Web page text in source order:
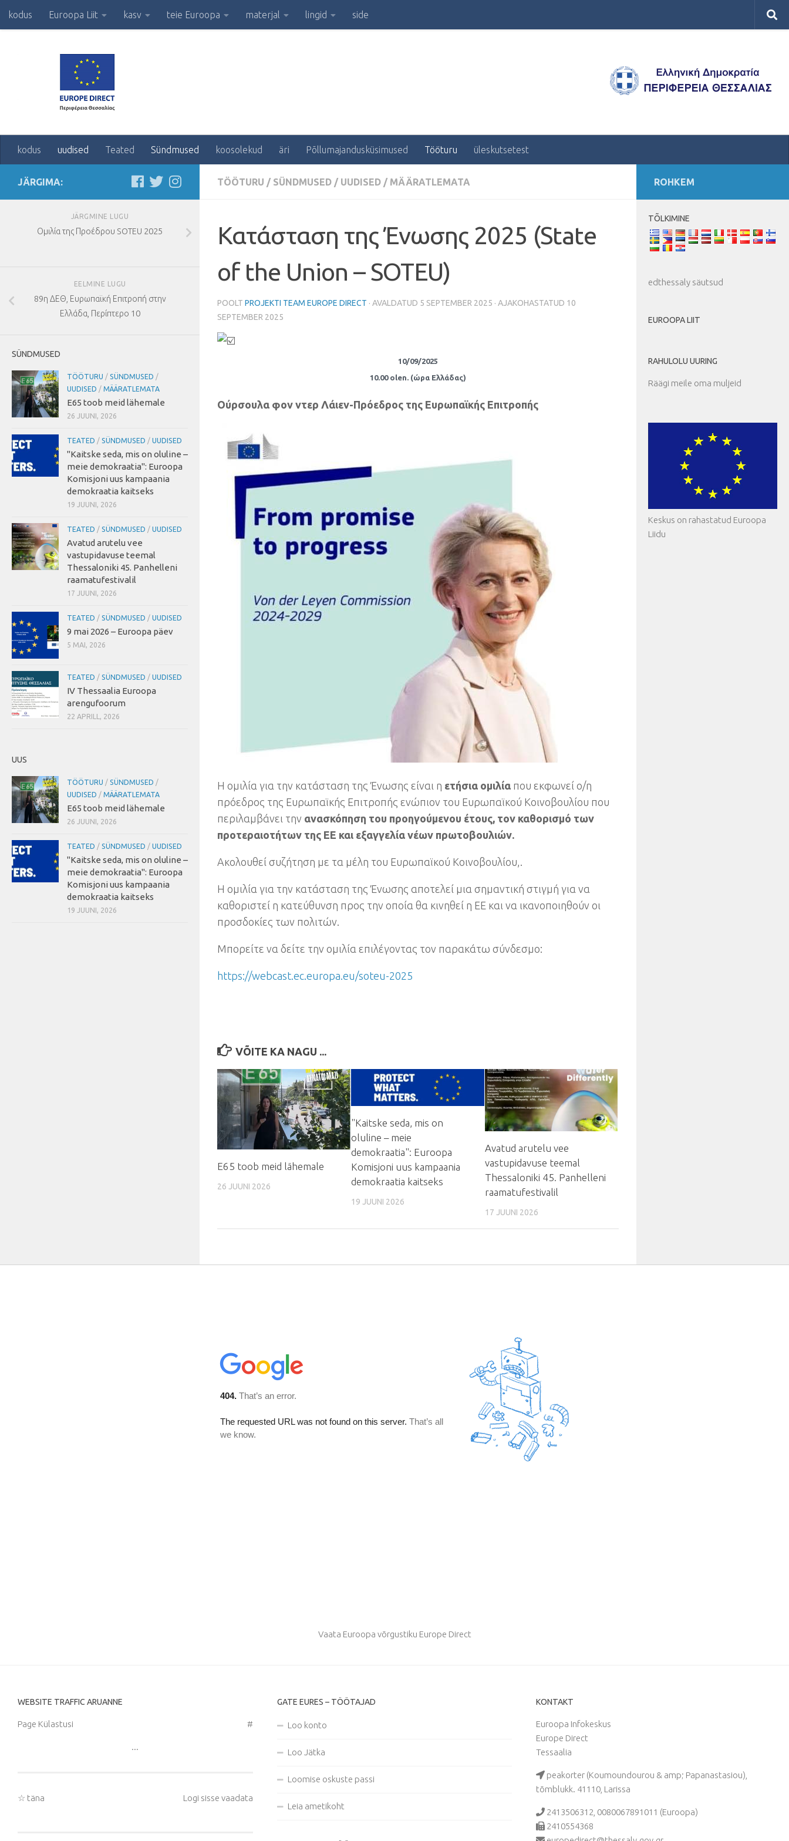
kodus Euroopa Liit kasv teie Euroopa materjal lingid side
kodus uudised Teated Sündmused koosolekud äri Põllumajandusküsimused Tööturu üleskutsetest
TÖÖTURU / SÜNDMUSED / UUDISED / MÄÄRATLEMATA
Κατάσταση της Ένωσης 2025 (State
of the Union – SOTEU)
POOLT PROJEKTI TEAM EUROPE DIRECT · AVALDATUD 5 SEPTEMBER 2025 · AJAKOHASTATUD 10
SEPTEMBER 2025
10/09/2025
10.00 olen. (ώρα Ελλάδας)
Ούρσουλα φον ντερ Λάιεν-Πρόεδρος της Ευρωπαϊκής Επιτροπής
Η ομιλία για την κατάσταση της Ένωσης είναι η ετήσια ομιλία που εκφωνεί ο/η
πρόεδρος της Ευρωπαϊκής Επιτροπής ενώπιον του Ευρωπαϊκού Κοινοβουλίου που
περιλαμβάνει την ανασκόπηση του προηγούμενου έτους, τον καθορισμό των
προτεραιοτήτων της ΕΕ και εξαγγελία νέων πρωτοβουλιών.
Ακολουθεί συζήτηση με τα μέλη του Ευρωπαϊκού Κοινοβουλίου
Η ομιλία για την κατάσταση της Ένωσης αποτελεί μια σημαντική στιγμή για να
καθοριστεί η κατεύθυνση προς την οποία θα κινηθεί η ΕΕ και να ικανοποιηθούν οι
προσδοκίες των πολιτών
Μπορείτε να δείτε την ομιλία επιλέγοντας τον παρακάτω σύνδεσμο:
https://webcast.ec.europa.eu/soteu-2025
VÕITE KA NAGU ...
E65 toob meid lähemale
26 JUUNI 2026
"Kaitske seda, mis on
oluline – meie
demokraatia": Euroopa
Komisjoni uus kampaania
demokraatia kaitseks
19 JUUNI 2026
Avatud arutelu vee
vastupidavuse teemal
Thessaloniki 45. Panhelleni
raamatufestivalil
17 JUUNI 2026
JÄRGIMA:
JÄRGMINE LUGU
Ομιλία της Προέδρου SOTEU 2025
EELMINE LUGU
89η ΔΕΘ Ευρωπαϊκή Επιτροπή στην
Ελλάδα Περίπτερο 10
SÜNDMUSED
TÖÖTURU / SÜNDMUSED /
UUDISED / MÄÄRATLEMATA
E65 toob meid lähemale
26 JUUNI, 2026
TEATED / SÜNDMUSED / UUDISED
"Kaitske seda, mis on oluline –
meie demokraatia": Euroopa
Komisjoni uus kampaania
demokraatia kaitseks
19 JUUNI, 2026
TEATED / SÜNDMUSED / UUDISED
Avatud arutelu vee
vastupidavuse teemal
Thessaloniki 45. Panhelleni
raamatufestivalil
17 JUUNI, 2026
TEATED / SÜNDMUSED / UUDISED
9 mai 2026 – Euroopa päev
5 MAI, 2026
TEATED / SÜNDMUSED / UUDISED
IV Thessaalia Euroopa
arengufoorum
22 APRILL, 2026
UUS
TÖÖTURU / SÜNDMUSED /
UUDISED / MÄÄRATLEMATA
E65 toob meid lähemale
26 JUUNI, 2026
TEATED / SÜNDMUSED / UUDISED
"Kaitske seda, mis on oluline –
meie demokraatia": Euroopa
Komisjoni uus kampaania
demokraatia kaitseks
19 JUUNI, 2026
ROHKEM
TÕLKIMINE
edthessaly säutsud
EUROOPA LIIT
RAHULOLU UURING
Räägi meile oma muljeid
Keskus on rahastatud Euroopa
Liidu
Vaata Euroopa võrgustiku Europe Direct
WEBSITE TRAFFIC ARUANNE
Page Külastusi #
...
☆ täna Logi sisse vaadata
GATE EURES – TÖÖTAJAD
Loo konto
Loo Jätka
Loomise oskuste passi
Leia ametikoht
KONTAKT
Euroopa Infokeskus
Europe Direct
Tessaalia
peakorter (Koumoundourou & amp; Papanastasiou),
tõmblukk. 41110, Larissa
2413506312, 0080067891011 (Euroopa)
2410554368